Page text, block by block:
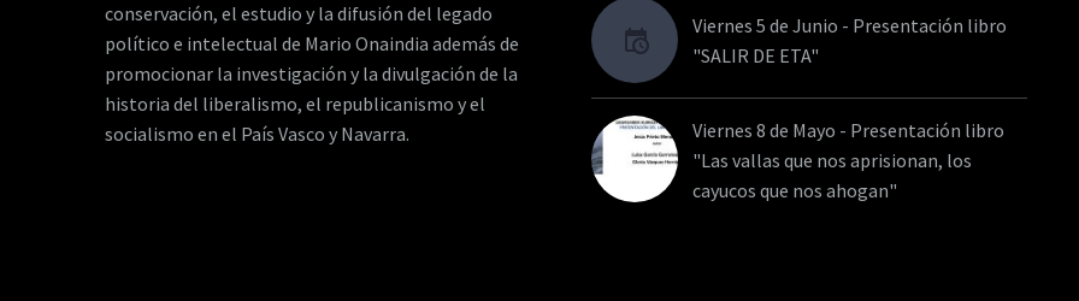
conservación, el estudio y la difusión del legado
político e intelectual de Mario Onaindia además de
promocionar la investigación y la divulgación de la
historia del liberalismo, el republicanismo y el
socialismo en el País Vasco y Navarra.
Viernes 5 de Junio - Presentación libro
"SALIR DE ETA"
Viernes 8 de Mayo - Presentación libro
"Las vallas que nos aprisionan, los
cayucos que nos ahogan"